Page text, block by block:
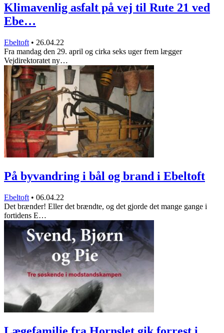
Klimavenlig asfalt på vej til Rute 21 ved
Ebe…
Ebeltoft • 26.04.22
Fra mandag den 29. april og cirka seks uger frem lægger
Vejdirektoratet ny…
På byvandring i bål og brand i Ebeltoft
Ebeltoft • 06.04.22
Det brænder! Eller det brændte, og det gjorde det mange gange i
fortidens E…